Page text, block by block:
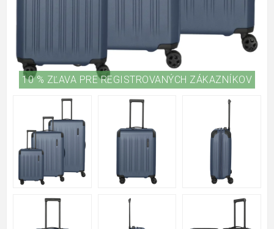
10 % ZĽAVA PRE REGISTROVANÝCH ZÁKAZNÍKOV